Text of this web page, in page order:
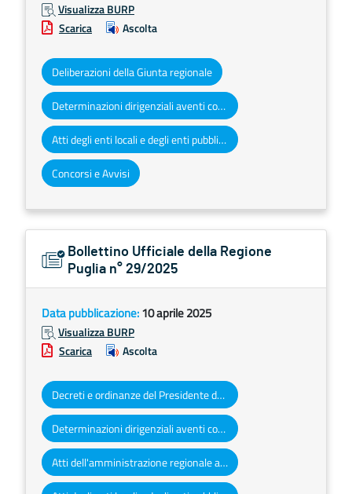
Visualizza BURP
Scarica
Ascolta
Deliberazioni della Giunta regionale
Determinazioni dirigenziali aventi contenuto di interesse generale
Atti degli enti locali e degli enti pubblici e privati
Concorsi e Avvisi
Bollettino Ufficiale della Regione
Puglia n° 29/2025
Data pubblicazione:10 aprile 2025
Visualizza BURP
Scarica
Ascolta
Decreti e ordinanze del Presidente della Giunta regionale
Determinazioni dirigenziali aventi contenuto di interesse generale
Atti dell'amministrazione regionale ad obbligo di pubblicazione